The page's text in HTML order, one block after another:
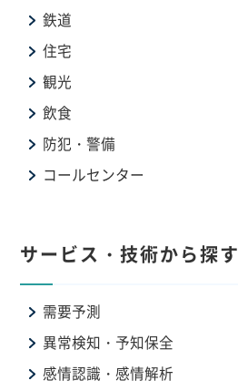
鉄道
住宅
観光
飲食
防犯・警備
コールセンター
サービス・技術から探す
需要予測
異常検知・予知保全
感情認識・感情解析